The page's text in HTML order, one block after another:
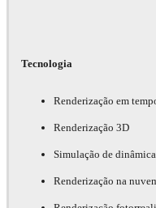
Tecnologia
Renderização em
Renderização 3D
Simulação de
Renderização na